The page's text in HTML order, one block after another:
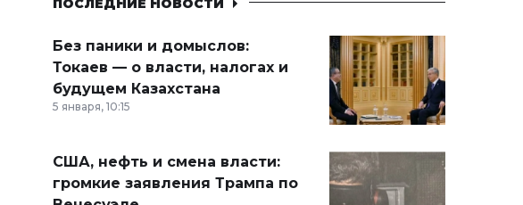
ПОСЛЕДНИЕ НОВОСТИ
Без паники и домыслов:
Токаев — о власти, налогах и
будущем Казахстана
5 января, 10:15
США, нефть и смена власти:
громкие заявления Трампа по